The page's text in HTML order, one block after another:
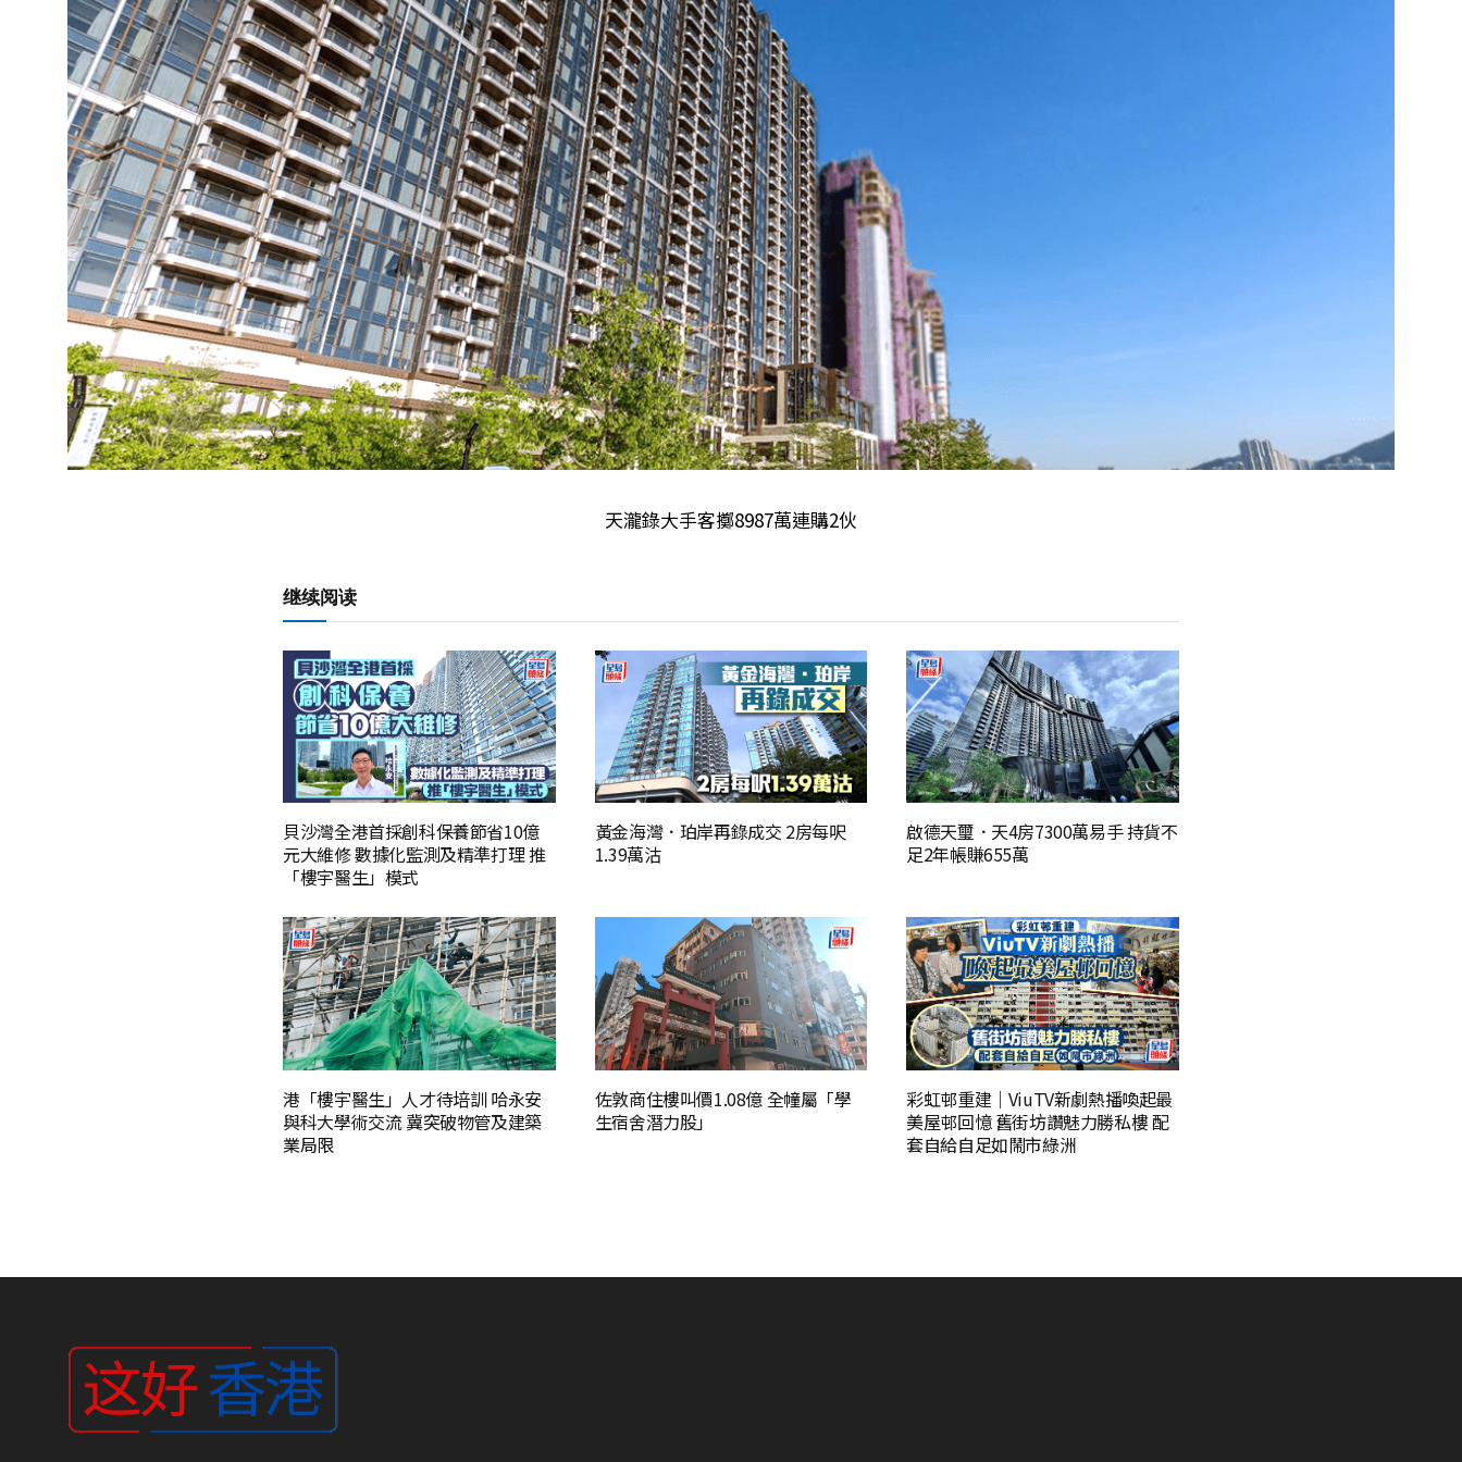
天瀧錄大手客擲8987萬連購2伙
继续阅读
貝沙灣全港首採創科保養節省10億
元大維修 數據化監測及精準打理 推
「樓宇醫生」模式
黃金海灣．珀岸再錄成交 2房每呎
1.39萬沽
啟德天璽．天4房7300萬易手 持貨不
足2年帳賺655萬
港「樓宇醫生」人才待培訓 哈永安
與科大學術交流 冀突破物管及建築
業局限
佐敦商住樓叫價1.08億 全幢屬「學
生宿舍潛力股」
彩虹邨重建｜ViuTV新劇熱播喚起最
美屋邨回憶 舊街坊讚魅力勝私樓 配
套自給自足如鬧市綠洲